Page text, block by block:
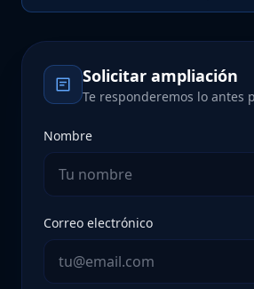
Solicitar ampliación
Te responderemos lo antes
Nombre
Correo electrónico